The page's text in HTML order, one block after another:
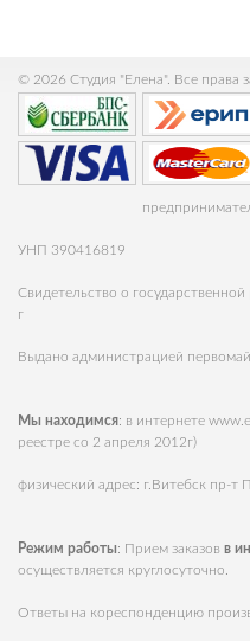
© 2026 Студия "Елена". Все права
УНП 390416819
Свидетельство о
г
Выдано администрацией
Мы находимся: в интернете
реестре со 2 апреля 2012г)
физический адрес: г.Витебск пр-т
Режим работы: Прием заказов в
осуществляется круглосуточно.
Ответы на кореспонденцию